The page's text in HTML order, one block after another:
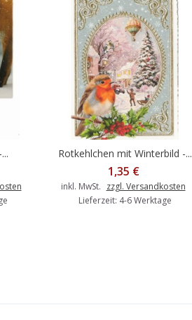
In den Warenkorb
Rotkehlchen mit Winterbild -...
1,35 €
inkl. MwSt. zzgl. Versandkosten
Lieferzeit: 4-6 Werktage